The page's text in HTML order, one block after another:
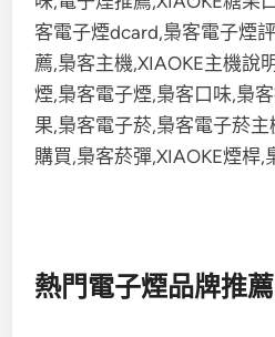
熱門電子煙品牌推薦